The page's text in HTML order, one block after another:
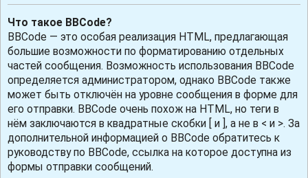
Что такое BBCode?
BBCode — это особая реализация HTML, предлагающая
большие возможности по форматированию отдельных
частей сообщения. Возможность использования BBCode
определяется администратором, однако BBCode также
может быть отключён на уровне сообщения в форме для
его отправки. BBCode очень похож на HTML, но теги в
нём заключаются в квадратные скобки [ и ], а не в < и >. За
дополнительной информацией о BBCode обратитесь к
руководству по BBCode, ссылка на которое доступна из
формы отправки сообщений.